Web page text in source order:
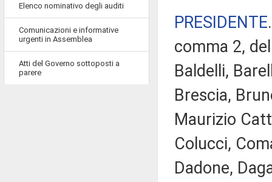
Elenco nominativo degli auditi
Comunicazioni e informative
urgenti in Assemblea
Atti del Governo sottoposti a
parere
PRESIDENTE
comma 2,
Baldelli,
Brescia,
Maurizio
Colucci,
Dadone,